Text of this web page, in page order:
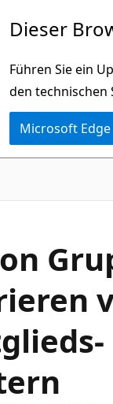
Dieser
Führen Sie ein
den technischen
Microsoft